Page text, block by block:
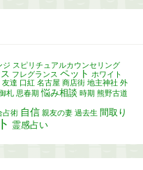
ジ スピリチュアルカウンセリング
フレグランス ペット ホワイト
友達 口紅 名古屋 商店街 地主神社 外
札 思春期 悩み相談 時期 熊野古道
占術 自信 親友の妻 過去生 間取り
霊感占い